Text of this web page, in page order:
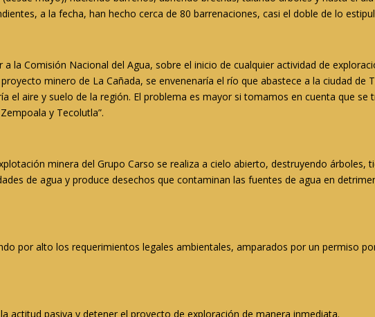
a la fecha, han hecho cerca de 80 barrenaciones, casi el doble de lo
la Comisión Nacional del Agua, sobre el inicio de cualquier actividad de
minero de La Cañada, se envenenaría el río que abastece a la ciudad de
el aire y suelo de la región. El problema es mayor si tomamos en cuenta que se
y Tecolutla”.
minera del Grupo Carso se realiza a cielo abierto, destruyendo árboles,
de agua y produce desechos que contaminan las fuentes de agua en
por alto los requerimientos legales ambientales, amparados por un permiso
actitud pasiva y detener el proyecto de exploración de manera inmediata.